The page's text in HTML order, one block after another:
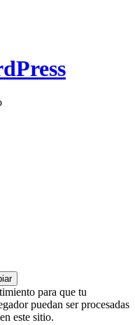
para que tu
puedan ser procesadas
este sitio.